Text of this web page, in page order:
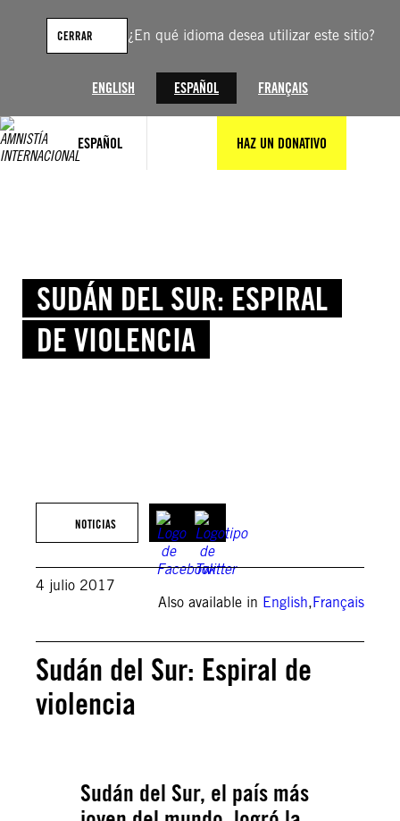
¿En qué idioma desea utilizar este sitio?
ENGLISH ESPAÑOL FRANÇAIS
CERRAR
ESPAÑOL HAZ UN DONATIVO
contenido
SUDÁN DEL SUR: ESPIRAL
DE VIOLENCIA
NOTICIAS
4 julio 2017
Also available in English,Français
Sudán del Sur: Espiral de
violencia
Sudán del Sur, el país más